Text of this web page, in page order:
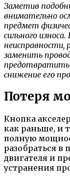
Заметив
внимательно
предмет
сильного
неисправности,
заменить
предотвратить
снижение его
Потеря
Кнопка
как раньше, и
полную
разобраться
двигателя и
устранения